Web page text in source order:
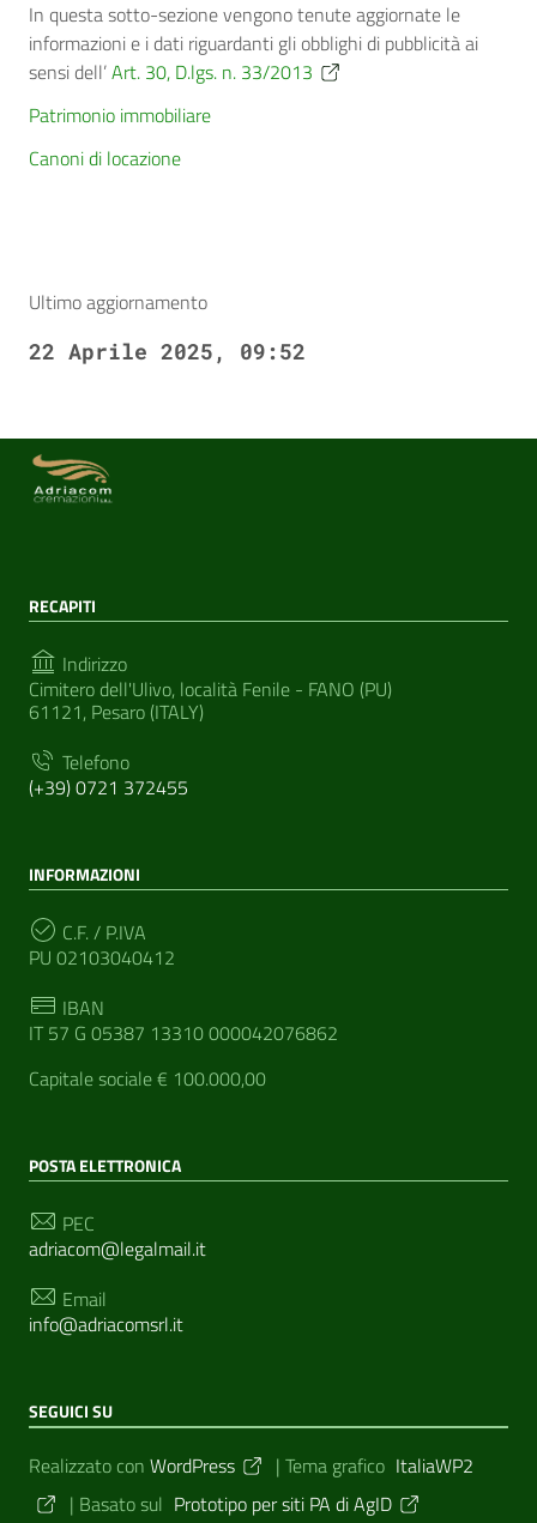
In questa sotto-sezione vengono tenute aggiornate le
informazioni e i dati riguardanti gli obblighi di pubblicità ai
sensi dell’Art. 30, D.lgs. n. 33/2013
Patrimonio immobiliare
Canoni di locazione
Ultimo aggiornamento
22 Aprile 2025, 09:52
RECAPITI
Indirizzo
Cimitero dell'Ulivo, località Fenile - FANO (PU)
61121, Pesaro (ITALY)
Telefono
(+39) 0721 372455
INFORMAZIONI
C.F. / P.IVA
PU 02103040412
IBAN
IT 57 G 05387 13310 000042076862
Capitale sociale € 100.000,00
POSTA ELETTRONICA
PEC
adriacom@legalmail.it
Email
info@adriacomsrl.it
SEGUICI SU
Sezione Link Utili
Realizzato con WordPress | Tema grafico ItaliaWP2
| Basato sul Prototipo per siti PA di AgID